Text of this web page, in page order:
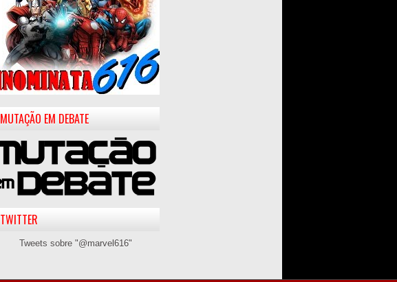
MUTAÇÃO EM DEBATE
TWITTER
Tweets sobre "@marvel616"